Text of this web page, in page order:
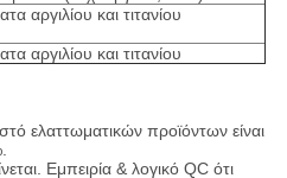
αργιλίου και τιτανίου
αργιλίου και τιτανίου
ελαττωματικών προϊόντων είναι
Εμπειρία & λογικό QC ότι